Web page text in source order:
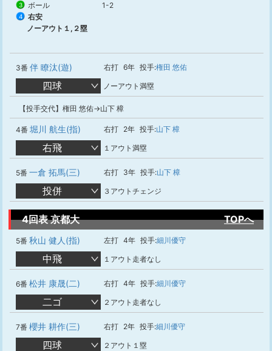
3 ボール 1-2
4
右安
ノーアウト１,２塁
3番 伴 瞭汰(遊) 右打 6年 投手:権田 悠佑
四球 ノーアウト満塁
【投手交代】権田 悠佑→山下 樟
4番 堀川 航生(指) 右打 2年 投手:山下 樟
右飛 １アウト満塁
5番 一倉 拓馬(三) 右打 3年 投手:山下 樟
投併 ３アウトチェンジ
4回表 京都大 TOPへ
5番 秋山 健人(指) 左打 4年 投手:細川優守
中飛 １アウト走者なし
6番 松井 康晟(二) 右打 4年 投手:細川優守
二ゴ ２アウト走者なし
7番 櫻井 耕作(三) 右打 2年 投手:細川優守
四球 ２アウト１塁